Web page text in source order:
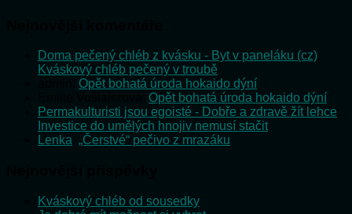
Doma pečený chléb z kvásku - Byt v paneláku (cz)
Kváskový chléb pečený v troubě
Opět bohatá úroda hokaido dýní
Opět bohatá úroda hokaido dýní
Permakulturisti jsou egoisté - Dobře a zdravě žít lehce
Investice do umělých hnojiv nemusí stačit
Lenka „Čerstvé“ pečivo z mrazáku
Kváskový chléb od sousedky